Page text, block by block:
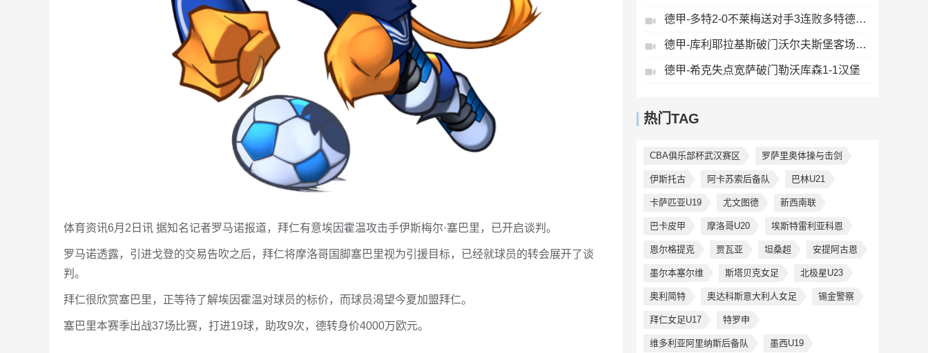
体育资讯6月2日讯 据知名记者罗马诺报道，拜仁有意埃因霍温攻击手伊斯梅尔·塞巴里，已开启谈判。
罗马诺透露，引进戈登的交易告吹之后，拜仁将摩洛哥国脚塞巴里视为引援目标，已经就球员的转会展开了谈
判。
拜仁很欣赏塞巴里，正等待了解埃因霍温对球员的标价，而球员渴望今夏加盟拜仁。
塞巴里本赛季出战37场比赛，打进19球，助攻9次，德转身价4000万欧元。
德甲-多特2-0不莱梅送对手3连败多特德甲亚军收官吉拉西破门
德甲-库利耶拉基斯破门沃尔夫斯堡客场3-1送圣保利降级
德甲-希克失点宽萨破门勒沃库森1-1汉堡
热门TAG
CBA俱乐部杯武汉赛区 罗萨里奥体操与击剑
伊斯托古 阿卡苏索后备队 巴林U21
卡萨匹亚U19 尤文图德 新西南联
巴卡皮甲 摩洛哥U20 埃斯特雷利亚科恩
恩尔格提克 贾瓦亚 坦桑超 安提阿古恩
墨尔本塞尔维 斯塔贝克女足 北极星U23
奥利简特 奥达科斯意大利人女足 锡金警察
拜仁女足U17 特罗申
维多利亚阿里纳斯后备队 墨西U19